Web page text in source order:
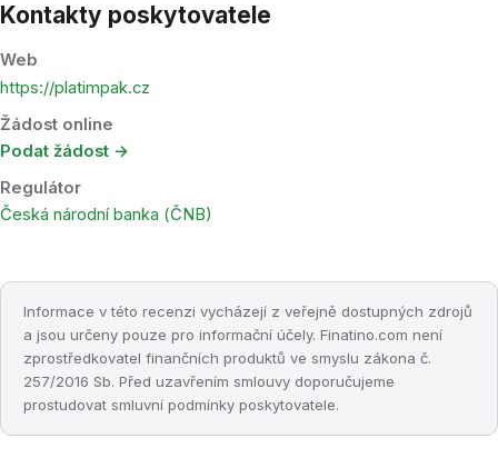
Kontakty poskytovatele
Web
https://platimpak.cz
Žádost online
Podat žádost →
Regulátor
Česká národní banka (ČNB)
Informace v této recenzi vycházejí z veřejně dostupných zdrojů
a jsou určeny pouze pro informační účely. Finatino.com není
zprostředkovatel finančních produktů ve smyslu zákona č.
257/2016 Sb. Před uzavřením smlouvy doporučujeme
prostudovat smluvní podmínky poskytovatele.